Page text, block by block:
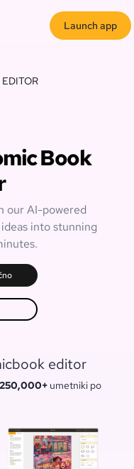
Launch app
Book
our AI-powered
into stunning
editor
250,000+ umetniki po